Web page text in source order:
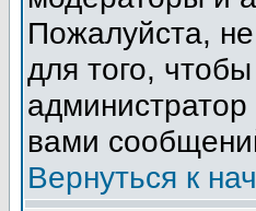
Пожалуйста,
для того,
вами
Вернуться к